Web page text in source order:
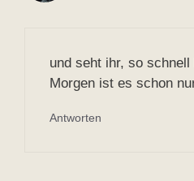
und seht ihr, so schnell
Morgen ist es schon
Antworten